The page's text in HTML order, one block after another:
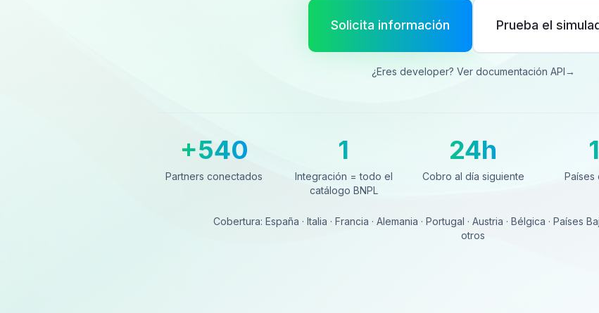
Solicita información Prueba el
¿Eres developer? Ver documentación API→
Partners conectados
+540
Partners conectados
Integración = todo el catálogo BNPL
1
Integración = todo el
catálogo BNPL
Cobro al día siguiente
24h
Cobro al día siguiente
Países
Países
Cobertura: España · Italia · Francia · Alemania · Portugal · Austria · Bélgica · Países
otros